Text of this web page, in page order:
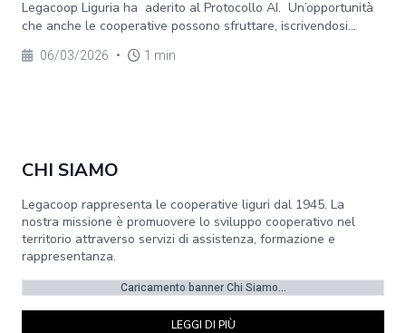
Legacoop Liguria ha aderito al Protocollo AI. Un’opportunità
che anche le cooperative possono sfruttare, iscrivendosi...
06/03/2026 • 1 min
CHI SIAMO
Legacoop rappresenta le cooperative liguri dal 1945. La
nostra missione è promuovere lo sviluppo cooperativo nel
territorio attraverso servizi di assistenza, formazione e
rappresentanza.
Caricamento banner Chi Siamo...
LEGGI DI PIÙ